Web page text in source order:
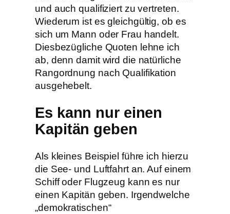
und auch qualifiziert zu vertreten.
Wiederum ist es gleichgültig, ob es
sich um Mann oder Frau handelt.
Diesbezügliche Quoten lehne ich
ab, denn damit wird die natürliche
Rangordnung nach Qualifikation
ausgehebelt.
Es kann nur einen
Kapitän geben
Als kleines Beispiel führe ich hierzu
die See- und Luftfahrt an. Auf einem
Schiff oder Flugzeug kann es nur
einen Kapitän geben. Irgendwelche
„demokratischen“